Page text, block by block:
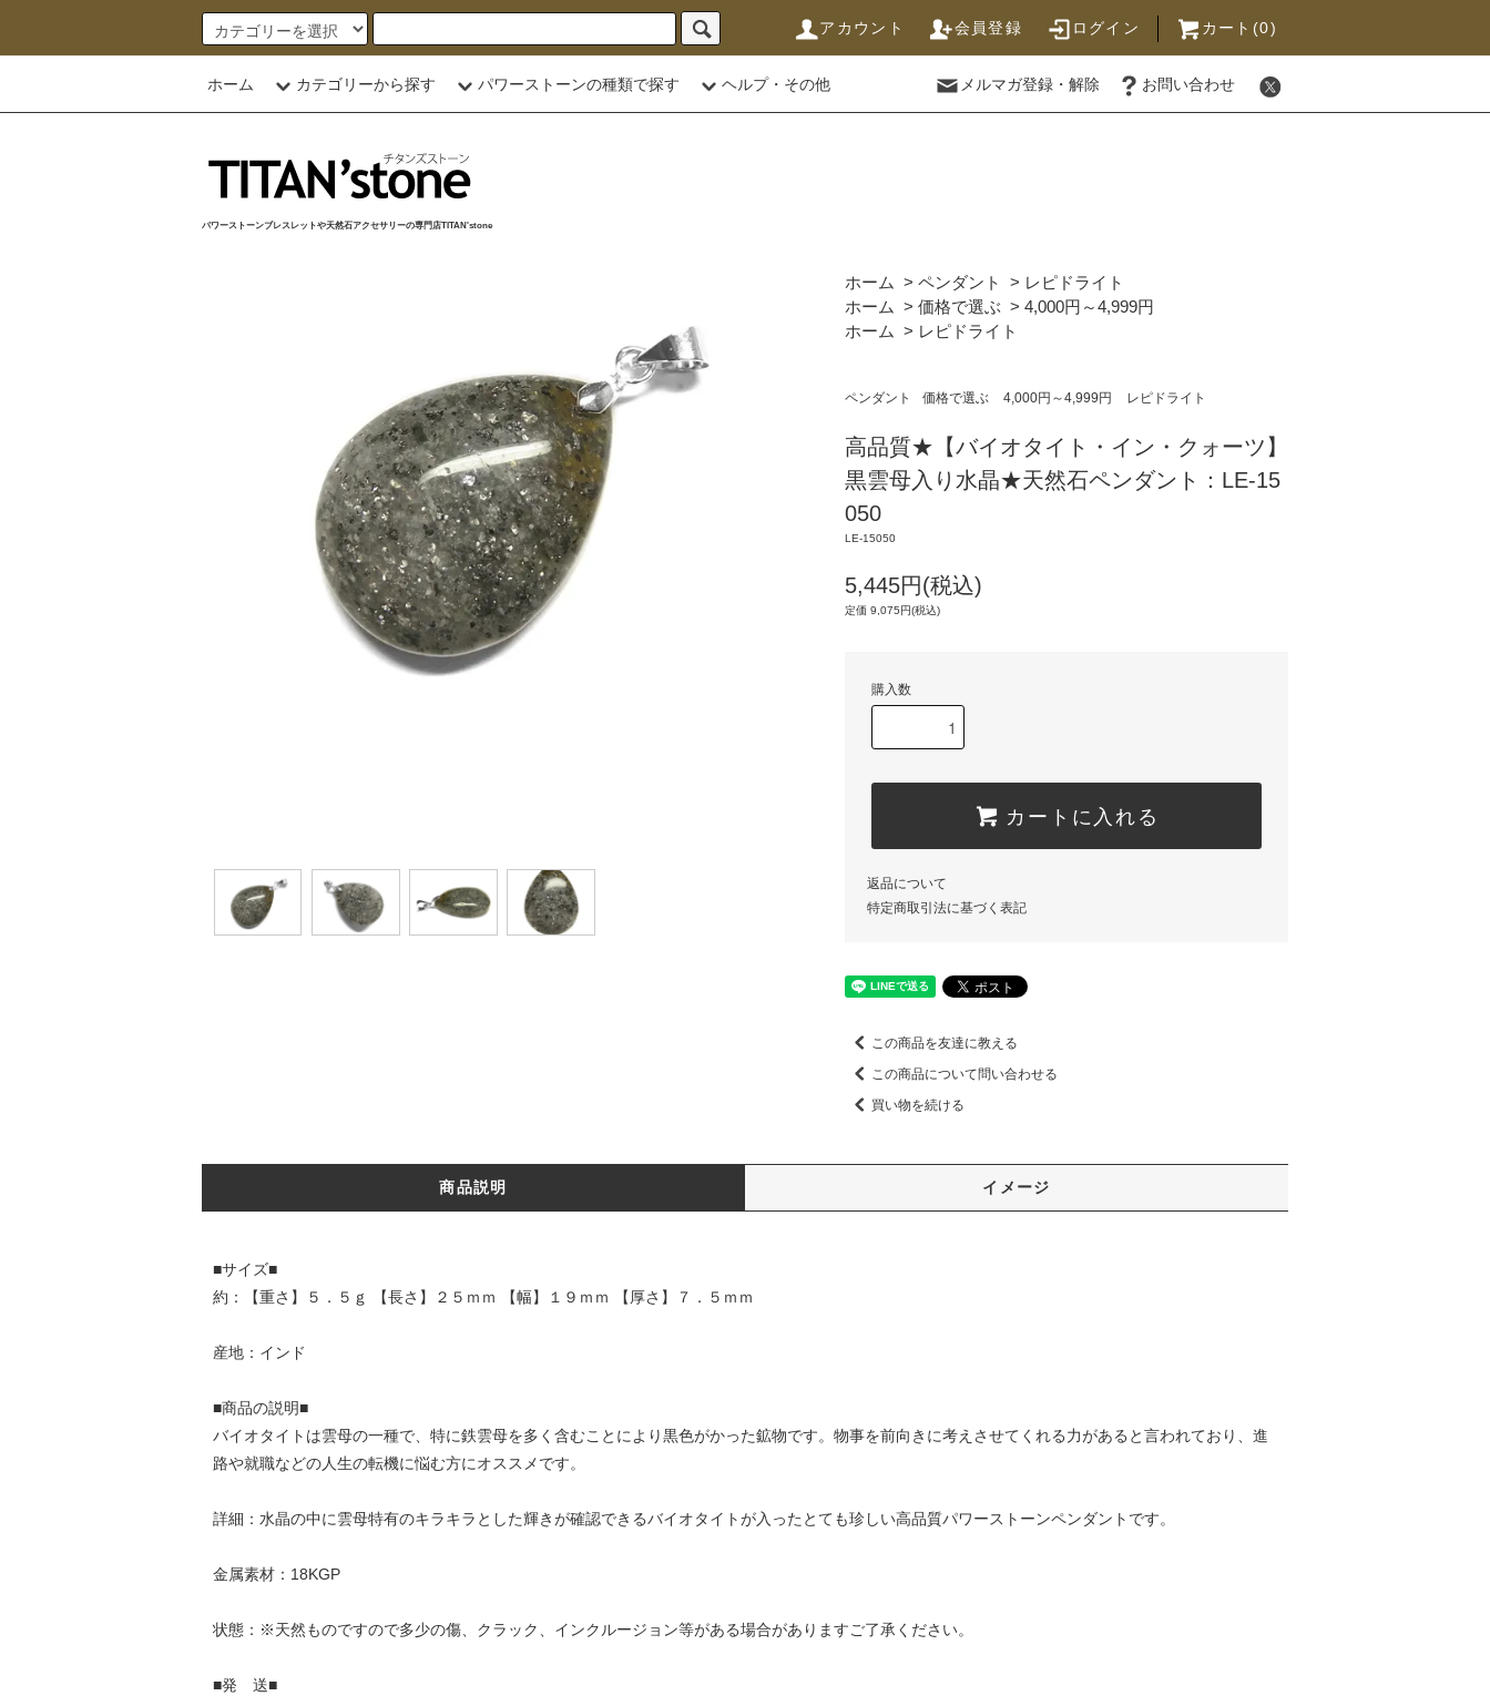
アカウント 会員登録 ログイン カート(0)
ホーム カテゴリーから探す パワーストーンの種類で探す ヘルプ・その他 メルマガ登録・解除 お問い合わせ
パワーストーンブレスレットや天然石アクセサリーの専門店TITAN'stone
ホーム > ペンダント > レピドライト
ホーム > 価格で選ぶ > 4,000円～4,999円
ホーム > レピドライト
ペンダント 価格で選ぶ 4,000円～4,999円 レピドライト
高品質★【バイオタイト・イン・クォーツ】
黒雲母入り水晶★天然石ペンダント：LE-15
050
LE-15050
5,445円(税込)
定価 9,075円(税込)
購入数
カートに入れる
返品について
特定商取引法に基づく表記
この商品を友達に教える
この商品について問い合わせる
買い物を続ける
商品説明 イメージ
■サイズ■
約：【重さ】５．５ｇ 【長さ】２５ｍｍ 【幅】１９ｍｍ 【厚さ】７．５ｍｍ
産地：インド
■商品の説明■
バイオタイトは雲母の一種で、特に鉄雲母を多く含むことにより黒色がかった鉱物です。物事を前向きに考えさせてくれる力があると言われており、進
路や就職などの人生の転機に悩む方にオススメです。
詳細：水晶の中に雲母特有のキラキラとした輝きが確認できるバイオタイトが入ったとても珍しい高品質パワーストーンペンダントです。
金属素材：18KGP
状態：※天然ものですので多少の傷、クラック、インクルージョン等がある場合がありますご了承ください。
■発 送■